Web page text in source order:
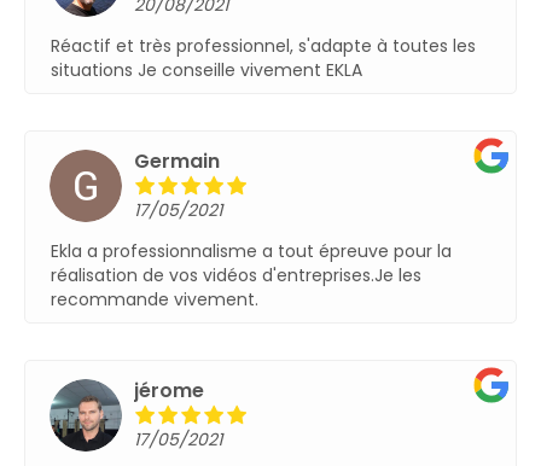
Réactif et très professionnel, s'adapte à toutes les
situations Je conseille vivement EKLA
Germain
17/05/2021
Ekla a professionnalisme a tout épreuve pour la
réalisation de vos vidéos d'entreprises.Je les
recommande vivement.
jérome
17/05/2021